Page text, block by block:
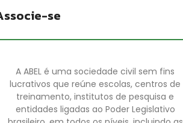
se
A ABEL é uma sociedade civil sem fins
lucrativos que reúne escolas, centros de
treinamento, institutos de pesquisa e
entidades ligadas ao Poder Legislativo